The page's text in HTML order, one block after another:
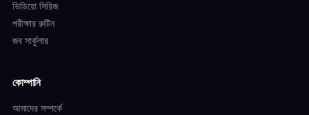
ভিডিয়ো সিরিজ
পরীক্ষার রুটিন
জব সার্কুলার
কোম্পানি
আমাদের সম্পর্কে